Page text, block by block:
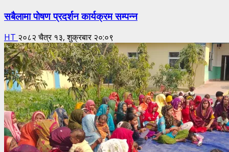
सबैलामा पोषण प्रदर्शन कार्यक्रम सम्पन्न
HT २०८२ चैत्र १३, शुक्रबार २०:०९